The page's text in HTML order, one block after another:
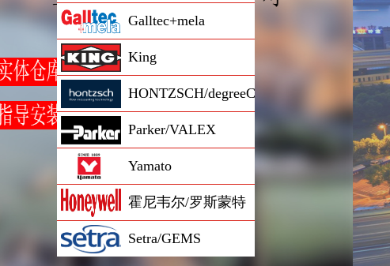
Galltec+mela
King
HONTZSCH/degreeC
Parker/VALEX
Yamato
霍尼韦尔/罗斯蒙特
Setra/GEMS